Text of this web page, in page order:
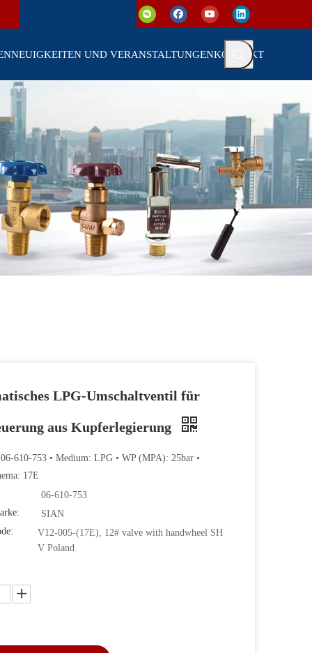
NEUIGKEITEN UND VERANSTALTUNGENKONTAKT
LPG-Umschaltventil für
aus Kupferlegierung
610-753 • Medium: LPG • WP (MPA): 25bar •
17E
06-610-753
SIAN
V12-005-(17E), 12# valve with handwheel SH
V Poland